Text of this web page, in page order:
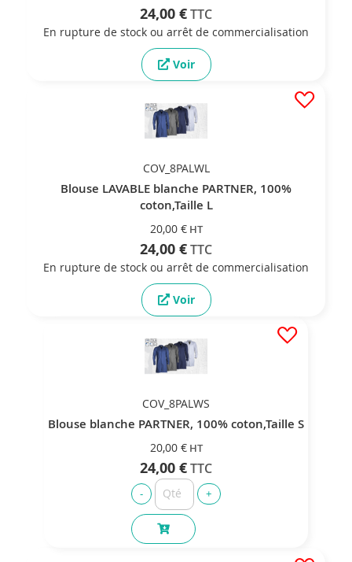
24,00 €
En rupture de stock ou arrêt de commercialisation
Voir
COV_8PALWL
Blouse LAVABLE blanche PARTNER, 100%
coton,Taille L
20,00 €
24,00 €
En rupture de stock ou arrêt de commercialisation
Voir
COV_8PALWS
Blouse blanche PARTNER, 100% coton,Taille S
20,00 €
24,00 €